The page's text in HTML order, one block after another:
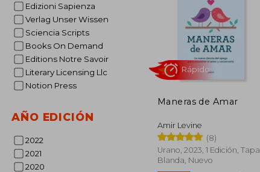
Edizioni Sapienza
Verlag Unser Wissen
Sciencia Scripts
Books On Demand
Editions Notre Savoir
Literary Licensing Llc
Notion Press
AÑO EDICIÓN
2022
2021
2020
40%
Maneras de Amar
Amir Levine
(8)
Urano, 2023, 1 Edición, Tapa
Blanda, Nuevo